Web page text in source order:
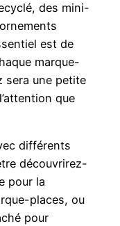
des mini-
est de
marque-
sera une petite
que
différents
découvrirez-
pour la
places, ou
pour